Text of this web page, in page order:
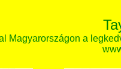
Magyarországon a